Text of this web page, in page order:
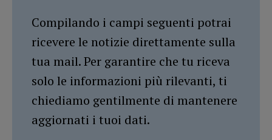
Compilando i campi seguenti potrai
ricevere le notizie direttamente sulla
tua mail. Per garantire che tu riceva
solo le informazioni più rilevanti, ti
chiediamo gentilmente di mantenere
aggiornati i tuoi dati.